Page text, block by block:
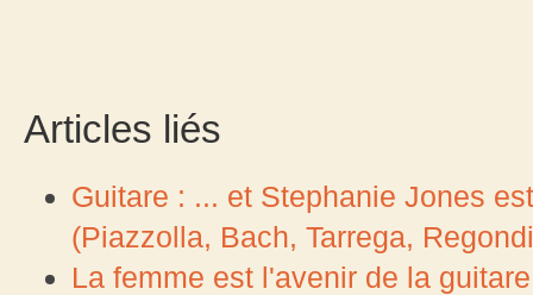
Articles liés
Guitare : ... et Stephanie Jones
(Piazzolla, Bach, Tarrega,
La femme est l'avenir de la